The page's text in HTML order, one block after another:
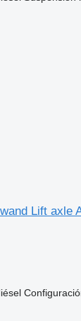
Lift axle